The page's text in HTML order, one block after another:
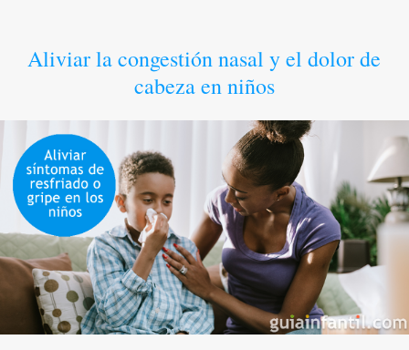
Aliviar la congestión nasal y el dolor de
cabeza en niños